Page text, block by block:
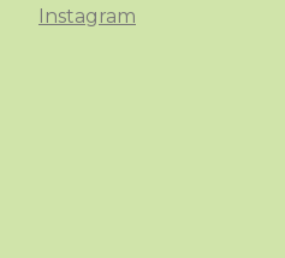
Instagram